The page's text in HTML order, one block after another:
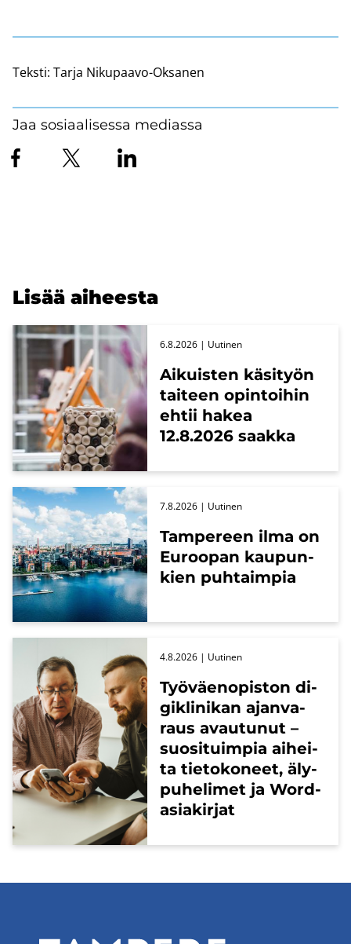
Teksti: Tarja Nikupaavo-Oksanen
Jaa sosiaalisessa mediassa
Lisää ai­hees­ta
Ai­kuis­ten kä­si­työn
tai­teen opin­toi­hin
ehtii hakea
12.8.2026 saak­ka
6.8.2026 | Uu­ti­nen
Tam­pe­reen ilma on
Eu­roo­pan kau­pun­
kien puh­taim­pia
7.8.2026 | Uu­ti­nen
Työ­väen­opis­ton di­
gikli­ni­kan ajan­va­
raus avau­tu­nut –
suo­si­tuim­pia ai­hei­
ta tie­to­ko­neet, äly­
pu­he­li­met ja Word-​
asiakirjat
4.8.2026 | Uu­ti­nen